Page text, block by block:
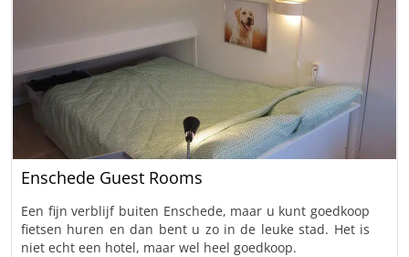
Enschede Guest Rooms
Een fijn verblijf buiten Enschede, maar u kunt goedkoop
fietsen huren en dan bent u zo in de leuke stad. Het is
niet echt een hotel, maar wel heel goedkoop.